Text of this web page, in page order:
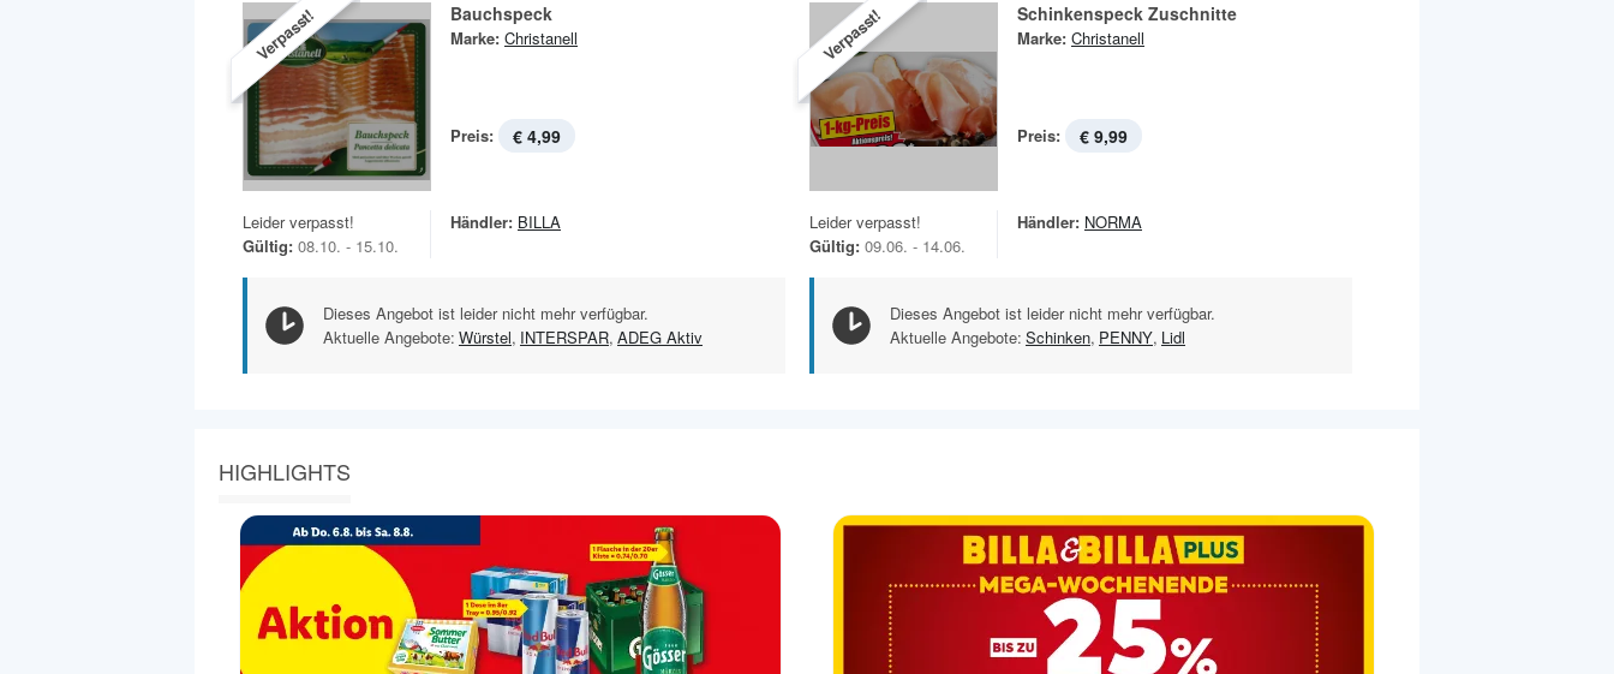
Verpasst! Bauchspeck
Marke: Christanell
Preis: € 4,99
Leider verpasst!
Gültig: 08.10. - 15.10.
Händler: BILLA
Dieses Angebot ist leider nicht mehr verfügbar.
Aktuelle Angebote: Würstel, INTERSPAR, ADEG Aktiv
Verpasst! Schinkenspeck Zuschnitte
Marke: Christanell
Preis: € 9,99
Leider verpasst!
Gültig: 09.06. - 14.06.
Händler: NORMA
Dieses Angebot ist leider nicht mehr verfügbar.
Aktuelle Angebote: Schinken, PENNY, Lidl
HIGHLIGHTS